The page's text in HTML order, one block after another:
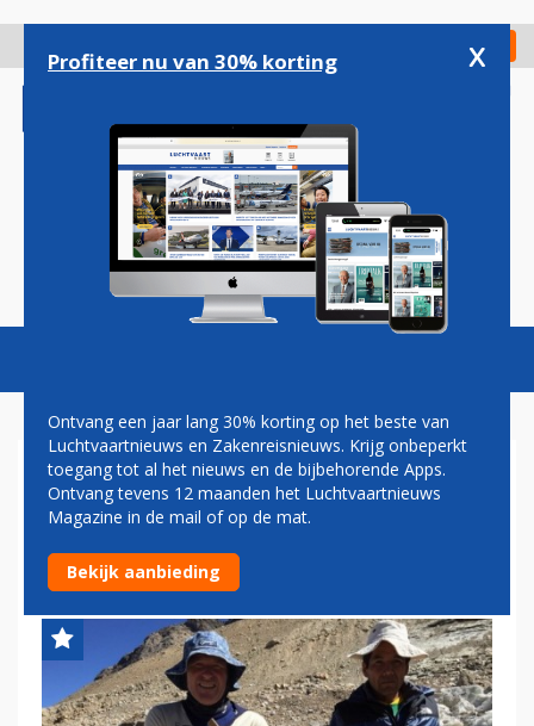
gaan
Check in
Magazine Podcasts Vacatures
DUO VINDT NA 31 JAAR
VLUCHTRECORDERS IN
ANDES
Profiteer nu van 30% korting x
Ontvang een jaar lang 30% korting op het beste van
Luchtvaartnieuws en Zakenreisnieuws. Krijg onbeperkt
toegang tot al het nieuws en de bijbehorende Apps.
Ontvang tevens 12 maanden het Luchtvaartnieuws
Magazine in de mail of op de mat.
Bekijk aanbieding